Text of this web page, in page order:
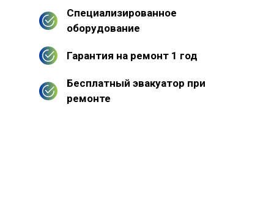
Специализированное
оборудование
Гарантия на ремонт 1 год
Бесплатный эвакуатор при
ремонте